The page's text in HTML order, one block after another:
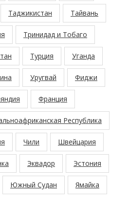
Таджикистан Тайвань
Тринидад и Тобаго
Турция Уганда
Уругвай Фиджи
Франция
Республика
Чили Швейцария
Эквадор Эстония
Южный Судан Ямайка